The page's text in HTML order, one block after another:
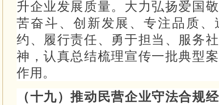
升企业发展质量。 大力弘扬爱国
苦奋斗、创新发展、专注品质
约、履行责任、勇于担当、服务
神，认真总结梳理宣传一批典型
作用。
（十九）推动民营企业守法合规